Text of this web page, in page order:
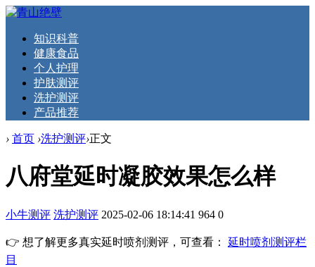
知识科普
健康食品
个人护理
护肤测评
洗护测评
产品推荐
› 首页 ›洗护测评›正文
八府堂延时凝胶效果怎么样
小牛测评 洗护测评 2025-02-06 18:14:41 964 0
👉 想了解更多真实延时喷剂测评，可查看： 延时喷剂测评栏
目